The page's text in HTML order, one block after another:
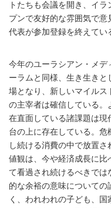
トたちも会議を開き、イ
プンで友好的な雰囲気で
代表が参加登録を終えてい
今年のユーラシアン・メデ
ーラムと同様、生き生き
場となり、新しいマイルス
の主宰者は確信している
在直面している諸課題は
台の上に存在している。
し続ける消費の中で放置
値観は、今や経済成長に比
て看過され続けるべきで
的な余裕の意味について
く、われわれの子ども、